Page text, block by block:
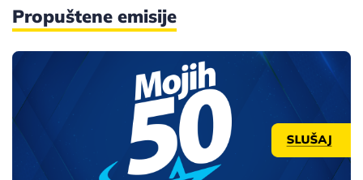
Propuštene emisije